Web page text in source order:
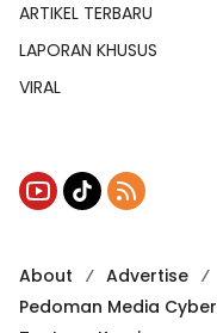
ARTIKEL TERBARU
LAPORAN KHUSUS
VIRAL
About Advertise
Pedoman Media Cyber